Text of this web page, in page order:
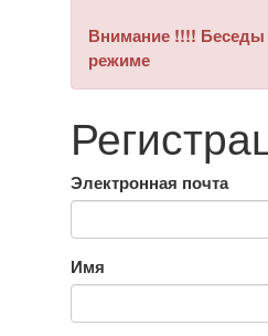
Внимание !!!! Беседы
режиме
Электронная почта
Имя